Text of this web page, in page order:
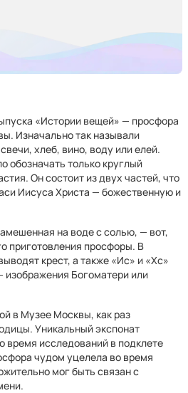
«Истории вещей» — просфора
Изначально так называли
хлеб, вино, воду или елей.
обозначать только круглый
Он состоит из двух частей, что
Иисуса Христа — божественную и
на воде с солью, — вот,
приготовления просфоры. В
крест, а также «Ис» и «Хс»
изображения Богоматери или
в Музее Москвы, как раз
Уникальный экспонат
время исследований в подклете
чудом уцелела во время
мог быть связан с